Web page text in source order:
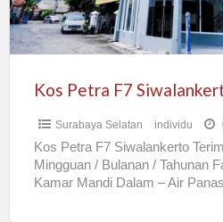
Murah
Surabaya Selatan individu
Kos Petra F7 Siwalankerto
Mingguan / Bulanan / Tahunan
Kamar Mandi Dalam – Air